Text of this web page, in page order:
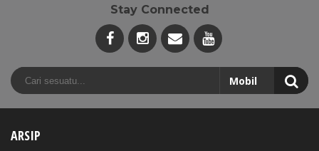
Stay Connected
ARSIP